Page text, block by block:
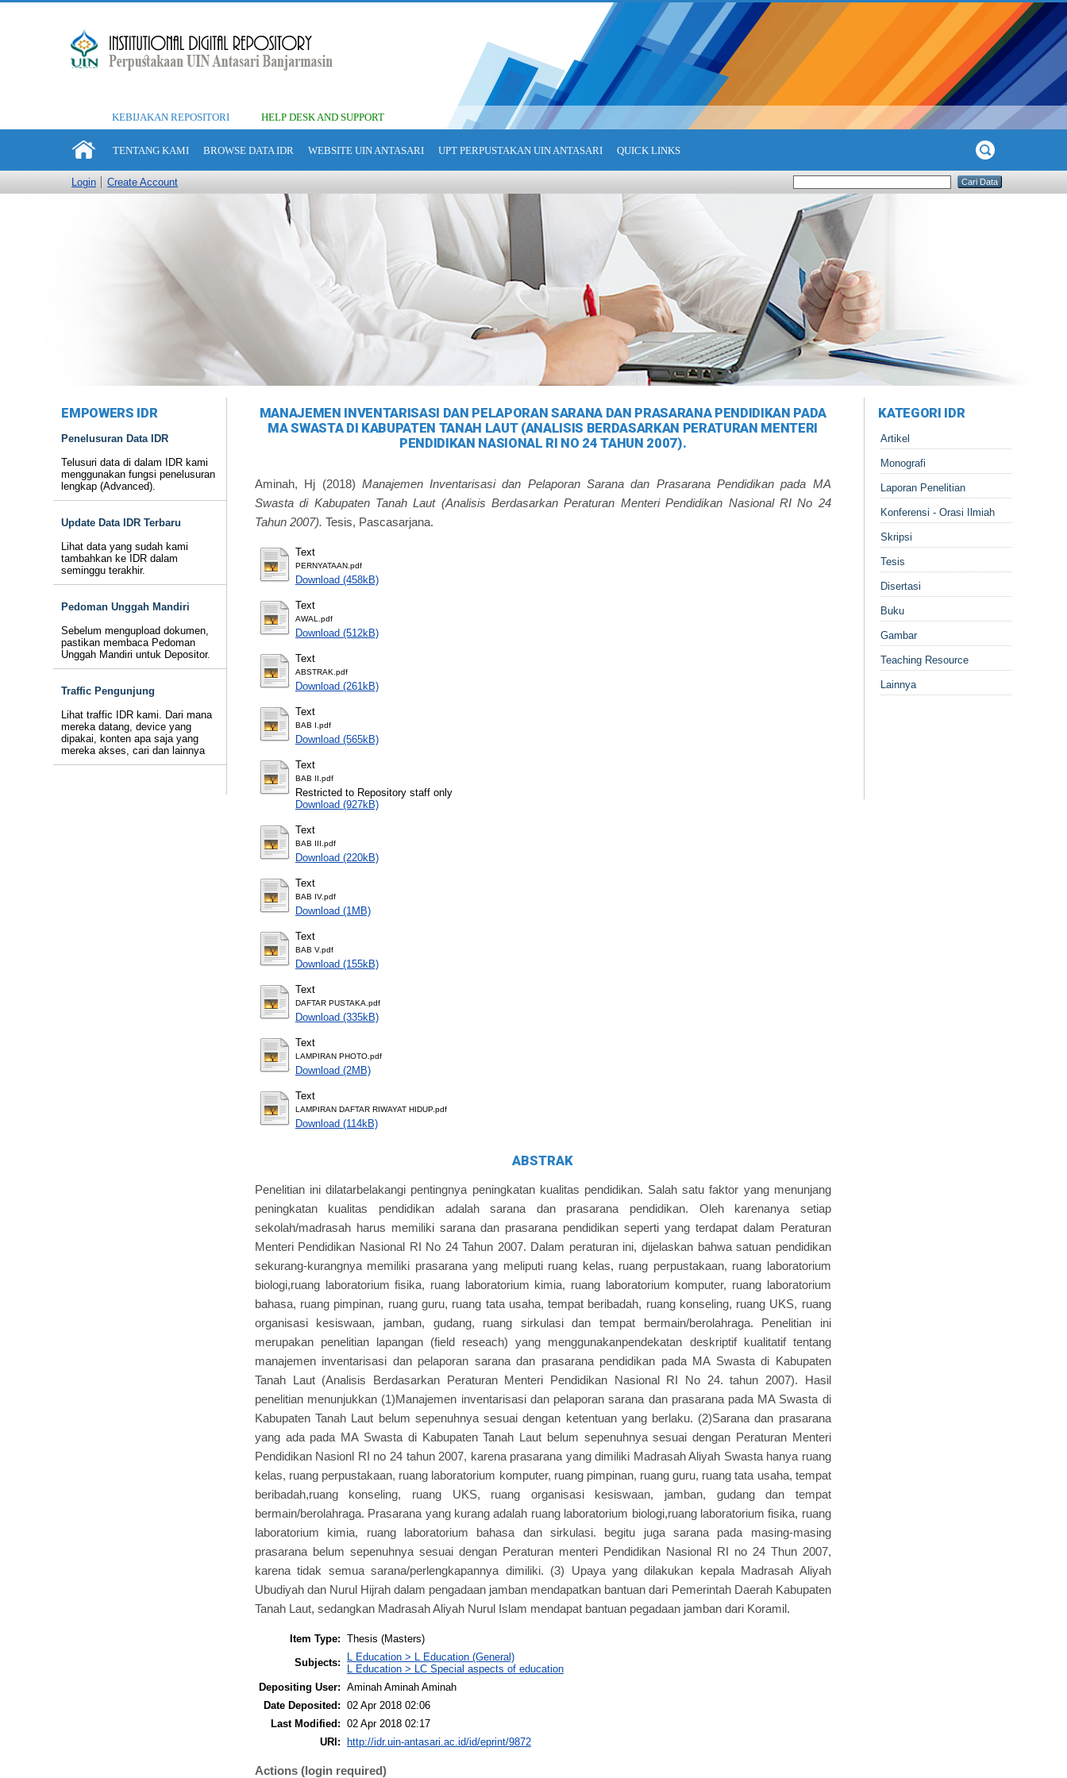
KEBIJAKAN REPOSITORI HELP DESK AND SUPPORT
TENTANG KAMI BROWSE DATA IDR WEBSITE UIN ANTASARI UPT PERPUSTAKAN UIN ANTASARI QUICK LINKS
Login Create Account
EMPOWERS IDR
Penelusuran Data IDR
Telusuri data di dalam IDR kami
menggunakan fungsi penelusuran
lengkap (Advanced).
Update Data IDR Terbaru
Lihat data yang sudah kami
tambahkan ke IDR dalam
seminggu terakhir.
Pedoman Unggah Mandiri
Sebelum mengupload dokumen,
pastikan membaca Pedoman
Unggah Mandiri untuk Depositor.
Traffic Pengunjung
Lihat traffic IDR kami. Dari mana
mereka datang, device yang
dipakai, konten apa saja yang
mereka akses, cari dan lainnya
MANAJEMEN INVENTARISASI DAN PELAPORAN SARANA DAN PRASARANA PENDIDIKAN PADA
MA SWASTA DI KABUPATEN TANAH LAUT (ANALISIS BERDASARKAN PERATURAN MENTERI
PENDIDIKAN NASIONAL RI NO 24 TAHUN 2007).
Aminah, Hj (2018) Manajemen Inventarisasi dan Pelaporan Sarana dan Prasarana Pendidikan pada MA
Swasta di Kabupaten Tanah Laut (Analisis Berdasarkan Peraturan Menteri Pendidikan Nasional RI No 24
Tahun 2007). Tesis, Pascasarjana.
Text
PERNYATAAN.pdf
Download (458kB)
Text
AWAL.pdf
Download (512kB)
Text
ABSTRAK.pdf
Download (261kB)
Text
BAB I.pdf
Download (565kB)
Text
BAB II.pdf
Restricted to Repository staff only
Download (927kB)
Text
BAB III.pdf
Download (220kB)
Text
BAB IV.pdf
Download (1MB)
Text
BAB V.pdf
Download (155kB)
Text
DAFTAR PUSTAKA.pdf
Download (335kB)
Text
LAMPIRAN PHOTO.pdf
Download (2MB)
Text
LAMPIRAN DAFTAR RIWAYAT HIDUP.pdf
Download (114kB)
ABSTRAK
Penelitian ini dilatarbelakangi pentingnya peningkatan kualitas pendidikan. Salah satu faktor yang menunjang
peningkatan kualitas pendidikan adalah sarana dan prasarana pendidikan. Oleh karenanya setiap
sekolah/madrasah harus memiliki sarana dan prasarana pendidikan seperti yang terdapat dalam Peraturan
Menteri Pendidikan Nasional RI No 24 Tahun 2007. Dalam peraturan ini, dijelaskan bahwa satuan pendidikan
sekurang-kurangnya memiliki prasarana yang meliputi ruang kelas, ruang perpustakaan, ruang laboratorium
biologi,ruang laboratorium fisika, ruang laboratorium kimia, ruang laboratorium komputer, ruang laboratorium
bahasa, ruang pimpinan, ruang guru, ruang tata usaha, tempat beribadah, ruang konseling, ruang UKS, ruang
organisasi kesiswaan, jamban, gudang, ruang sirkulasi dan tempat bermain/berolahraga. Penelitian ini
merupakan penelitian lapangan (field reseach) yang menggunakanpendekatan deskriptif kualitatif tentang
manajemen inventarisasi dan pelaporan sarana dan prasarana pendidikan pada MA Swasta di Kabupaten
Tanah Laut (Analisis Berdasarkan Peraturan Menteri Pendidikan Nasional RI No 24. tahun 2007). Hasil
penelitian menunjukkan (1)Manajemen inventarisasi dan pelaporan sarana dan prasarana pada MA Swasta di
Kabupaten Tanah Laut belum sepenuhnya sesuai dengan ketentuan yang berlaku. (2)Sarana dan prasarana
yang ada pada MA Swasta di Kabupaten Tanah Laut belum sepenuhnya sesuai dengan Peraturan Menteri
Pendidikan Nasionl RI no 24 tahun 2007, karena prasarana yang dimiliki Madrasah Aliyah Swasta hanya ruang
kelas, ruang perpustakaan, ruang laboratorium komputer, ruang pimpinan, ruang guru, ruang tata usaha, tempat
beribadah,ruang konseling, ruang UKS, ruang organisasi kesiswaan, jamban, gudang dan tempat
bermain/berolahraga. Prasarana yang kurang adalah ruang laboratorium biologi,ruang laboratorium fisika, ruang
laboratorium kimia, ruang laboratorium bahasa dan sirkulasi. begitu juga sarana pada masing-masing
prasarana belum sepenuhnya sesuai dengan Peraturan menteri Pendidikan Nasional RI no 24 Thun 2007,
karena tidak semua sarana/perlengkapannya dimiliki. (3) Upaya yang dilakukan kepala Madrasah Aliyah
Ubudiyah dan Nurul Hijrah dalam pengadaan jamban mendapatkan bantuan dari Pemerintah Daerah Kabupaten
Tanah Laut, sedangkan Madrasah Aliyah Nurul Islam mendapat bantuan pegadaan jamban dari Koramil.
Item Type: Thesis (Masters)
Subjects:
L Education > L Education (General)
L Education > LC Special aspects of education
Depositing User: Aminah Aminah Aminah
Date Deposited: 02 Apr 2018 02:06
Last Modified: 02 Apr 2018 02:17
URI: http://idr.uin-antasari.ac.id/id/eprint/9872
Actions (login required)
KATEGORI IDR
Artikel
Monografi
Laporan Penelitian
Konferensi - Orasi Ilmiah
Skripsi
Tesis
Disertasi
Buku
Gambar
Teaching Resource
Lainnya